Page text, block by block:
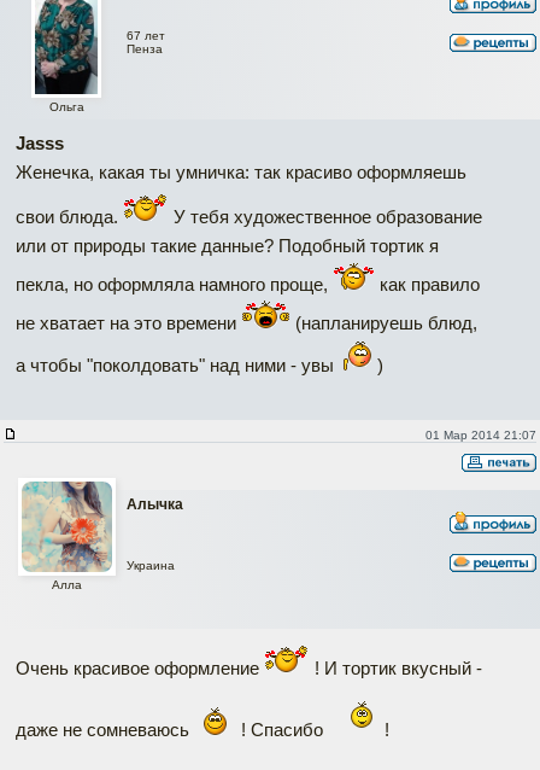
Ольга
67 лет
Пенза
Jasss
Женечка, какая ты умничка: так красиво оформляешь
свои блюда.
У тебя художественное образование
или от природы такие данные? Подобный тортик я
пекла, но оформляла намного проще,
как правило
не хватает на это времени
(напланируешь блюд,
а чтобы "поколдовать" над ними - увы )
01 Мар 2014 21:07
Алычка
Алла
Украина
Очень красивое оформление ! И тортик вкусный -
даже не сомневаюсь ! Спасибо !